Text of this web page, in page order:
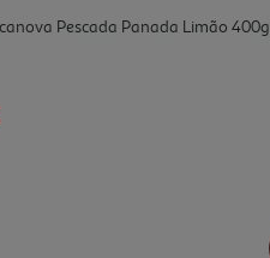
Pescada Panada Limão 400g